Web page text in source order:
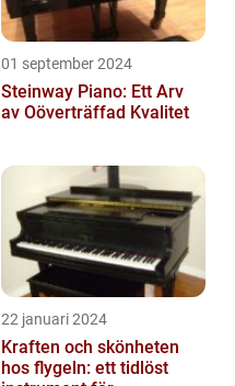
01 september 2024
Steinway Piano: Ett Arv
av Oöverträffad Kvalitet
22 januari 2024
Kraften och skönheten
hos flygeln: ett tidlöst